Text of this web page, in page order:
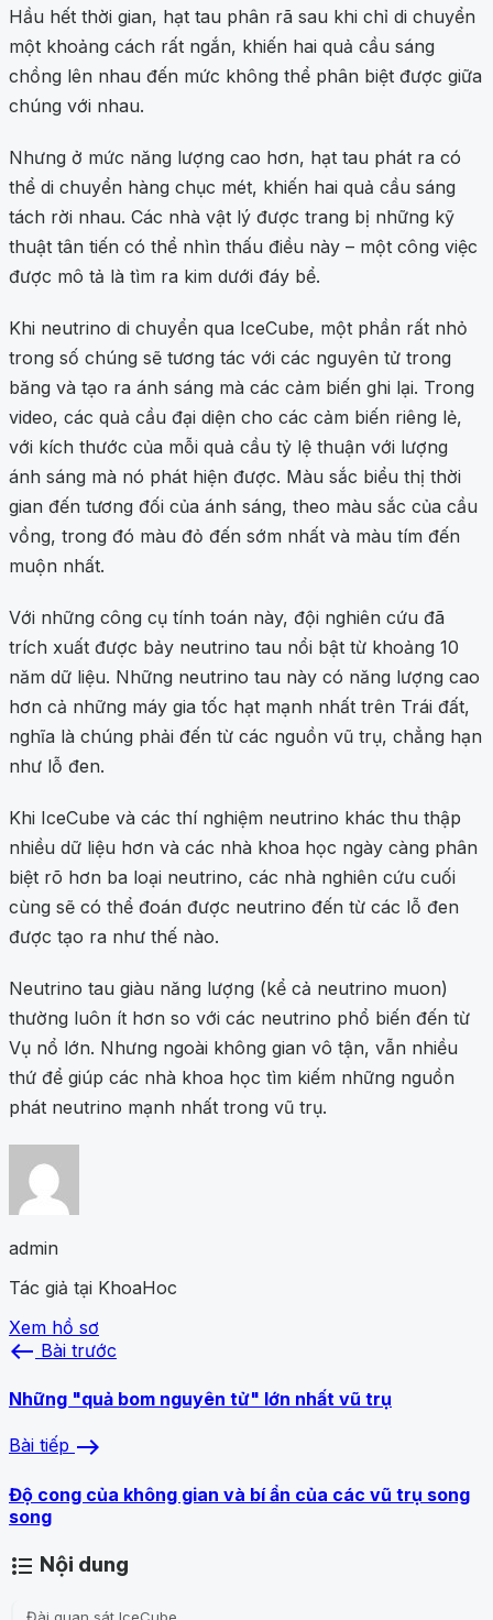
Hầu hết thời gian, hạt tau phân rã sau khi chỉ di chuyển
một khoảng cách rất ngắn, khiến hai quả cầu sáng
chồng lên nhau đến mức không thể phân biệt được giữa
chúng với nhau.
Nhưng ở mức năng lượng cao hơn, hạt tau phát ra có
thể di chuyển hàng chục mét, khiến hai quả cầu sáng
tách rời nhau. Các nhà vật lý được trang bị những kỹ
thuật tân tiến có thể nhìn thấu điều này – một công việc
được mô tả là tìm ra kim dưới đáy bể.
Khi neutrino di chuyển qua IceCube, một phần rất nhỏ
trong số chúng sẽ tương tác với các nguyên tử trong
băng và tạo ra ánh sáng mà các cảm biến ghi lại. Trong
video, các quả cầu đại diện cho các cảm biến riêng lẻ,
với kích thước của mỗi quả cầu tỷ lệ thuận với lượng
ánh sáng mà nó phát hiện được. Màu sắc biểu thị thời
gian đến tương đối của ánh sáng, theo màu sắc của cầu
vồng, trong đó màu đỏ đến sớm nhất và màu tím đến
muộn nhất.
Với những công cụ tính toán này, đội nghiên cứu đã
trích xuất được bảy neutrino tau nổi bật từ khoảng 10
năm dữ liệu. Những neutrino tau này có năng lượng cao
hơn cả những máy gia tốc hạt mạnh nhất trên Trái đất,
nghĩa là chúng phải đến từ các nguồn vũ trụ, chẳng hạn
như lỗ đen.
Khi IceCube và các thí nghiệm neutrino khác thu thập
nhiều dữ liệu hơn và các nhà khoa học ngày càng phân
biệt rõ hơn ba loại neutrino, các nhà nghiên cứu cuối
cùng sẽ có thể đoán được neutrino đến từ các lỗ đen
được tạo ra như thế nào.
Neutrino tau giàu năng lượng (kể cả neutrino muon)
thường luôn ít hơn so với các neutrino phổ biến đến từ
Vụ nổ lớn. Nhưng ngoài không gian vô tận, vẫn nhiều
thứ để giúp các nhà khoa học tìm kiếm những nguồn
phát neutrino mạnh nhất trong vũ trụ.
admin
Tác giả tại KhoaHoc
Xem hồ sơ
west Bài trước
Những "quả bom nguyên tử" lớn nhất vũ trụ
Bài tiếp east
Độ cong của không gian và bí ẩn của các vũ trụ song
song
format_list_bulleted Nội dung